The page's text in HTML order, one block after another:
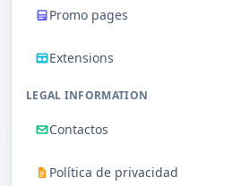
Promo pages
Extensions
LEGAL INFORMATION
Contactos
Política de privacidad